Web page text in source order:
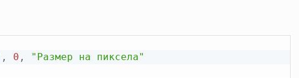
, 0 ,
"Размер на пиксела"